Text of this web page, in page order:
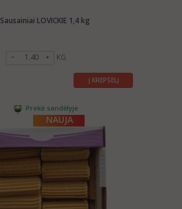
Sausainiai LOVICKIE 1,4 kg
KG
Į KREPŠELĮ
Prekė sandėlyje
NAUJA